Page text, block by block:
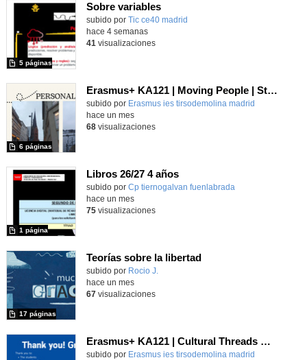
Sobre variables
subido por Tic ce40 madrid
5 páginas
hace 4 semanas
41 visualizaciones
Erasmus+ KA121 | Moving People | Student Presentation 2 | Neustadt 2024
Contenido educativo.
subido por Erasmus ies tirsodemolina madrid
6 páginas
hace un mes
68visualizaciones
Libros 26/27 4 años
subido por Cp tiernogalvan fuenlabrada
1 página
hace un mes
75visualizaciones
Teorías sobre la libertad
Contenido educativo.
subido por Rocio J.
17 páginas
hace un mes
67visualizaciones
Erasmus+ KA121 | Cultural Threads UNESCO | Padua–Madrid 2026
Contenido educativo.
subido por Erasmus ies tirsodemolina madrid